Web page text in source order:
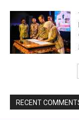
RECENT